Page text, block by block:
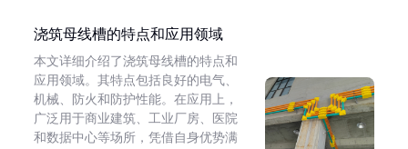
浇筑母线槽的特点和应用领域
本文详细介绍了浇筑母线槽的特点和
应用领域。其特点包括良好的电气、
机械、防火和防护性能。在应用上，
广泛用于商业建筑、工业厂房、医院
和数据中心等场所，凭借自身优势满